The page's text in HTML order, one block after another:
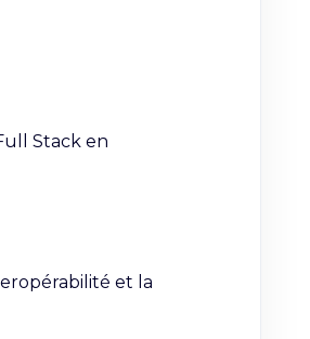
Stack en
et la